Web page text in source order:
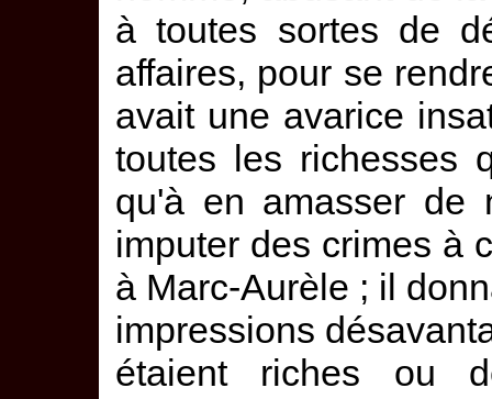
à toutes sortes de
affaires, pour se
avait une avarice
toutes les richesses
qu'à en amasser de
imputer des crimes à
à Marc-Aurèle ; il
impressions
étaient riches ou